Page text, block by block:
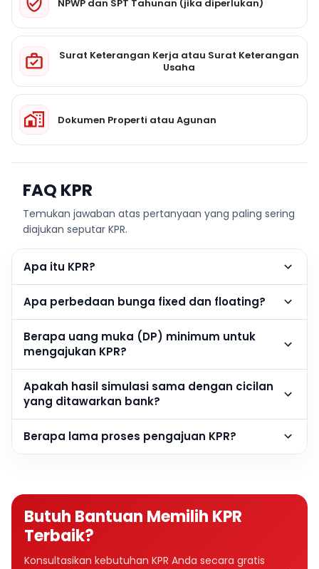
NPWP dan SPT Tahunan (jika diperlukan)
Surat Keterangan Kerja atau Surat Keterangan
Usaha
Dokumen Properti atau Agunan
FAQ KPR
Temukan jawaban atas pertanyaan yang paling sering
diajukan seputar KPR.
Apa itu KPR?
Apa perbedaan bunga fixed dan floating?
Berapa uang muka (DP) minimum untuk
mengajukan KPR?
Apakah hasil simulasi sama dengan cicilan
yang ditawarkan bank?
Berapa lama proses pengajuan KPR?
Butuh Bantuan Memilih KPR
Terbaik?
Konsultasikan kebutuhan KPR Anda secara gratis